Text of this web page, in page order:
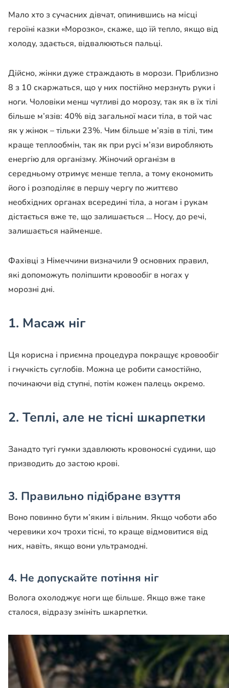
Мало хто з сучасних дівчат, опинившись на місці
героїні казки «Морозко», скаже, що їй тепло, якщо від
холоду, здається, відвалюються пальці.
Дійсно, жінки дуже страждають в морози. Приблизно
8 з 10 скаржаться, що у них постійно мерзнуть руки і
ноги. Чоловіки менш чутливі до морозу, так як в їх тілі
більше м’язів: 40% від загальної маси тіла, в той час
як у жінок – тільки 23%. Чим більше м’язів в тілі, тим
краще теплообмін, так як при русі м’язи виробляють
енергію для організму. Жіночий організм в
середньому отримує менше тепла, а тому економить
його і розподіляє в першу чергу по життєво
необхідних органах всередині тіла, а ногам і рукам
дістається вже те, що залишається … Носу, до речі,
залишається найменше.
Фахівці з Німеччини визначили 9 основних правил,
які допоможуть поліпшити кровообіг в ногах у
морозні дні.
1. Масаж ніг
Ця корисна і приємна процедура покращує кровообіг
і гнучкість суглобів. Можна це робити самостійно,
починаючи від ступні, потім кожен палець окремо.
2. Теплі, але не тісні шкарпетки
Занадто тугі гумки здавлюють кровоносні судини, що
призводить до застою крові.
3. Правильно підібране взуття
Воно повинно бути м’яким і вільним. Якщо чоботи або
черевики хоч трохи тісні, то краще відмовитися від
них, навіть, якщо вони ультрамодні.
4. Не допускайте потіння ніг
Волога охолоджує ноги ще більше. Якщо вже таке
сталося, відразу змініть шкарпетки.